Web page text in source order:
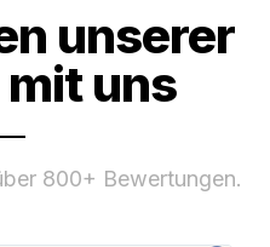
unserer
uns
800+ Bewertungen.